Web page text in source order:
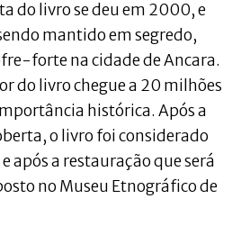
do livro se deu em 2000, e
mantido em segredo,
forte na cidade de Ancara.
do livro chegue a 20 milhões
histórica. Após a
o livro foi considerado
após a restauração que será
no Museu Etnográfico de